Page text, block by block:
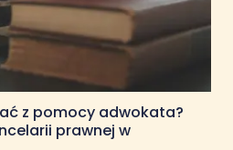
z pomocy adwokata?
prawnej w